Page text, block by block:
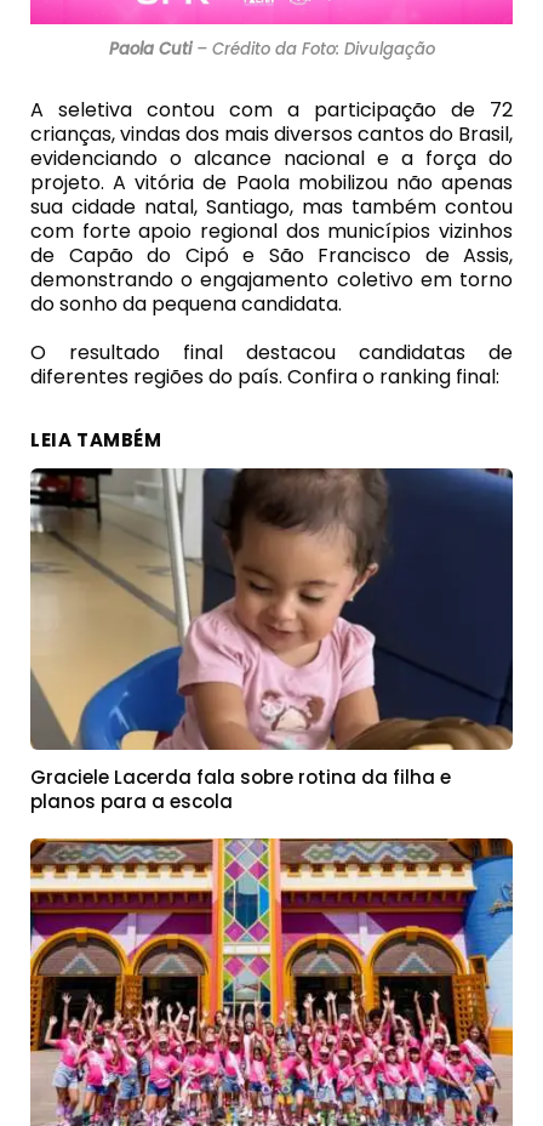
Paola Cuti– Crédito da Foto: Divulgação
A seletiva contou com a participação de 72
crianças, vindas dos mais diversos cantos do Brasil,
evidenciando o alcance nacional e a força do
projeto. A vitória de Paola mobilizou não apenas
sua cidade natal, Santiago, mas também contou
com forte apoio regional dos municípios vizinhos
de Capão do Cipó e São Francisco de Assis,
demonstrando o engajamento coletivo em torno
do sonho da pequena candidata.
O resultado final destacou candidatas de
diferentes regiões do país. Confira o ranking final:
LEIA TAMBÉM
Graciele Lacerda fala sobre rotina da filha e
planos para a escola